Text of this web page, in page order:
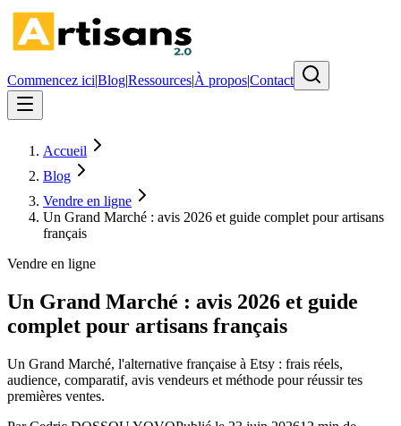
Commencez ici|Blog|Ressources|À propos|Contact
Accueil
Blog
Vendre en ligne
Un Grand Marché : avis 2026 et guide complet pour artisans
français
Vendre en ligne
Un Grand Marché : avis 2026 et guide
complet pour artisans français
Un Grand Marché, l'alternative française à Etsy : frais réels,
audience, comparatif, avis vendeurs et méthode pour réussir tes
premières ventes.